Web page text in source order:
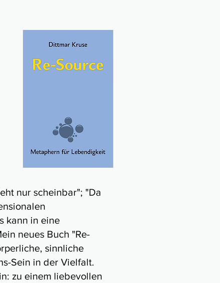
nur scheinbar"; "Da
kann in eine
neues Buch "Re-
sinnliche
Sein in der Vielfalt.
zu einem liebevollen